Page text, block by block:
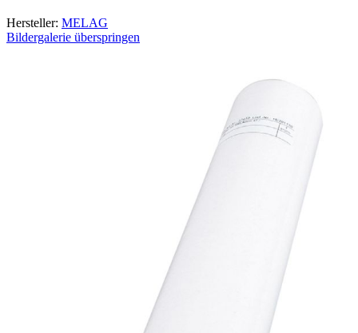
Hersteller: MELAG
Bildergalerie überspringen